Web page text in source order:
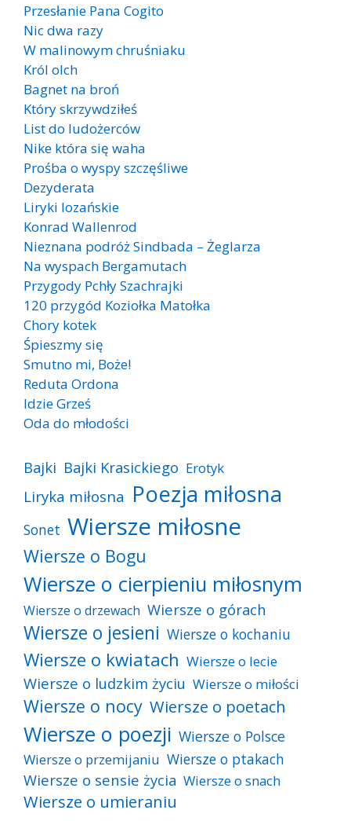
Przesłanie Pana Cogito
Nic dwa razy
W malinowym chruśniaku
Król olch
Bagnet na broń
Który skrzywdziłeś
List do ludożerców
Nike która się waha
Prośba o wyspy szczęśliwe
Dezyderata
Liryki lozańskie
Konrad Wallenrod
Nieznana podróż Sindbada – Żeglarza
Na wyspach Bergamutach
Przygody Pchły Szachrajki
120 przygód Koziołka Matołka
Chory kotek
Śpieszmy się
Smutno mi, Boże!
Reduta Ordona
Idzie Grześ
Oda do młodości
Bajki Bajki Krasickiego Erotyk
Liryka miłosna Poezja miłosna
Sonet Wiersze miłosne
Wiersze o Bogu
Wiersze o cierpieniu miłosnym
Wiersze o drzewach Wiersze o górach
Wiersze o jesieni Wiersze o kochaniu
Wiersze o kwiatach Wiersze o lecie
Wiersze o ludzkim życiu Wiersze o miłości
Wiersze o nocy Wiersze o poetach
Wiersze o poezji Wiersze o Polsce
Wiersze o przemijaniu Wiersze o ptakach
Wiersze o sensie życia Wiersze o snach
Wiersze o umieraniu